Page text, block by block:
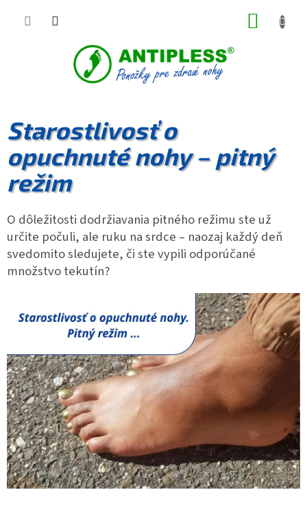
Starostlivosť o
opuchnuté nohy – pitný
režim
O dôležitosti dodržiavania pitného režimu ste už
určite počuli, ale ruku na srdce – naozaj každý deň
svedomito sledujete, či ste vypili odporúčané
množstvo tekutín?